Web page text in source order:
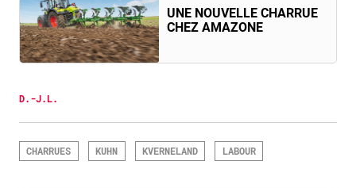
UNE NOUVELLE CHARRUE
CHEZ AMAZONE
D.-J.L.
CHARRUES KUHN KVERNELAND LABOUR